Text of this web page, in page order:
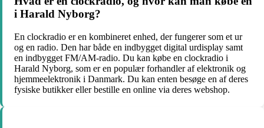
i Harald Nyborg?
En clockradio er en kombineret enhed, der fungerer som et ur
og en radio. Den har både en indbygget digital urdisplay samt
en indbygget FM/AM-radio. Du kan købe en clockradio i
Harald Nyborg, som er en populær forhandler af elektronik og
hjemmeelektronik i Danmark. Du kan enten besøge en af deres
fysiske butikker eller bestille en online via deres webshop.